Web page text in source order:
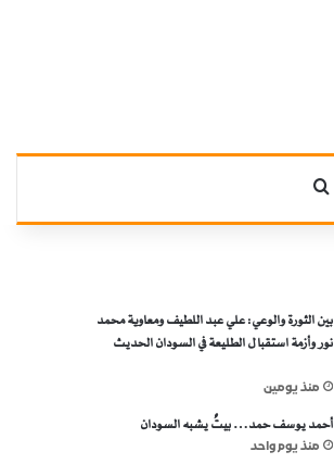
بين الثورة والوعي: علي عبد اللطيف ومعاوية محمد
نور وأزمة استقبال الطليعة في السودان الحديث
منذ يومين
أحمد يوسف حمد… بيتٌ يشبه السودان
منذ يوم واحد